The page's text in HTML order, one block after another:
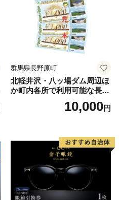
群馬県長野原町
北軽井沢・八ッ場ダム周辺ほ
か町内各所で利用可能な長野
原町ふるさと感謝券（3,000
円分）【トラベル 観光 旅行
10,000円